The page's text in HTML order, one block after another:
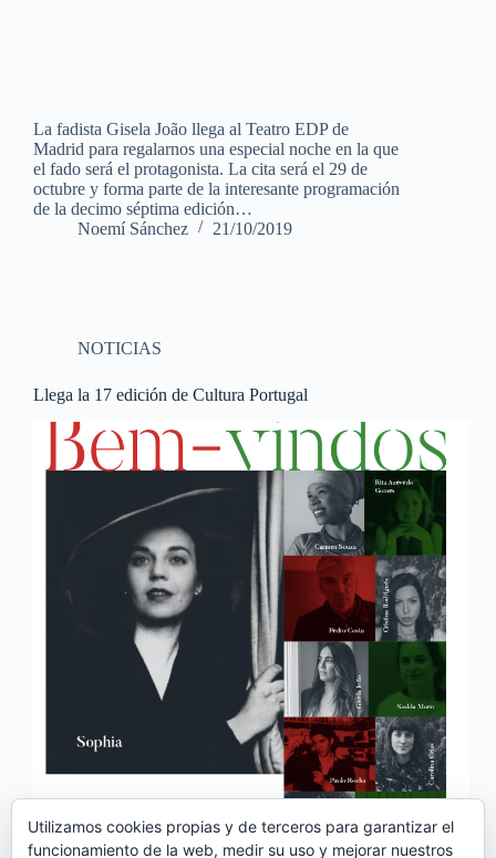
La fadista Gisela João llega al Teatro EDP de
Madrid para regalarnos una especial noche en la que
el fado será el protagonista. La cita será el 29 de
octubre y forma parte de la interesante programación
de la decimo séptima edición…
Noemí Sánchez
21/10/2019
NOTICIAS
Llega la 17 edición de Cultura Portugal
Utilizamos cookies propias y de terceros para garantizar el
funcionamiento de la web, medir su uso y mejorar nuestros